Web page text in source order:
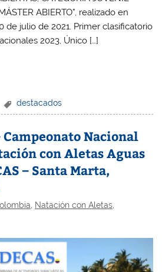
ABIERTO”, realizado en
de julio de 2021. Primer clasificatorio
2023, Único […]
destacados
Campeonato Nacional
con Aletas Aguas
– Santa Marta,
, Natación con Aletas,